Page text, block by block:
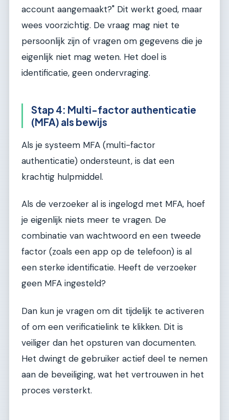
account aangemaakt?" Dit werkt goed, maar
wees voorzichtig. De vraag mag niet te
persoonlijk zijn of vragen om gegevens die je
eigenlijk niet mag weten. Het doel is
identificatie, geen ondervraging.
Stap 4: Multi-factor authenticatie
(MFA) als bewijs
Als je systeem MFA (multi-factor
authenticatie) ondersteunt, is dat een
krachtig hulpmiddel.
Als de verzoeker al is ingelogd met MFA, hoef
je eigenlijk niets meer te vragen. De
combinatie van wachtwoord en een tweede
factor (zoals een app op de telefoon) is al
een sterke identificatie. Heeft de verzoeker
geen MFA ingesteld?
Dan kun je vragen om dit tijdelijk te activeren
of om een verificatielink te klikken. Dit is
veiliger dan het opsturen van documenten.
Het dwingt de gebruiker actief deel te nemen
aan de beveiliging, wat het vertrouwen in het
proces versterkt.